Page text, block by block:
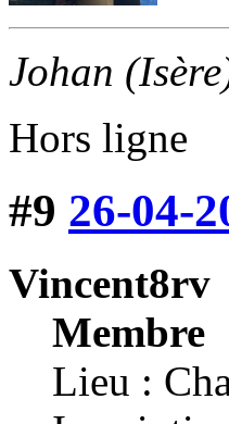
Johan
Hors ligne
#9 26-04-
Vincent8rv
Membre
Lieu :